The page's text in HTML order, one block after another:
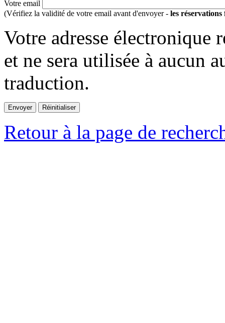
Votre email
(Vérifiez la validité de votre email avant d'envoyer - les réservations
Votre adresse électronique
et ne sera utilisée à aucun
traduction.
Retour à la page de